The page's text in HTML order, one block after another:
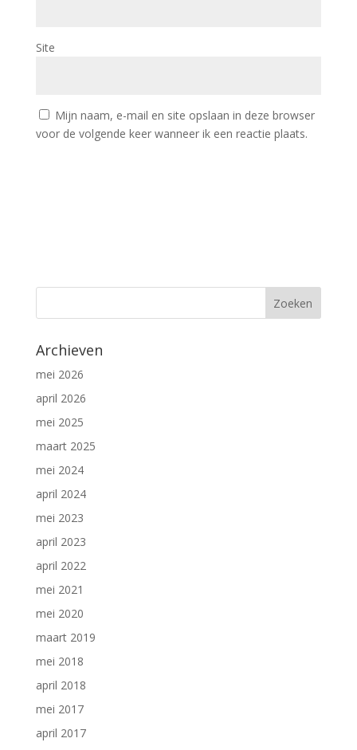
Site
Mijn naam, e-mail en site opslaan in deze browser
voor de volgende keer wanneer ik een reactie plaats.
Archieven
mei 2026
april 2026
mei 2025
maart 2025
mei 2024
april 2024
mei 2023
april 2023
april 2022
mei 2021
mei 2020
maart 2019
mei 2018
april 2018
mei 2017
april 2017